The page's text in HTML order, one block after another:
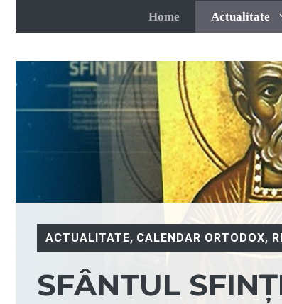
Home Actualitate
ACTUALITATE, CALENDAR ORTODOX,
SFÂNTUL